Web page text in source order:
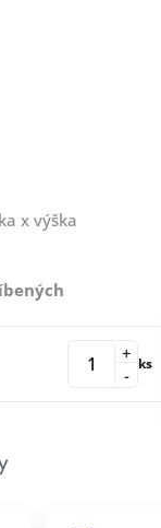
x výška
-
+ ks